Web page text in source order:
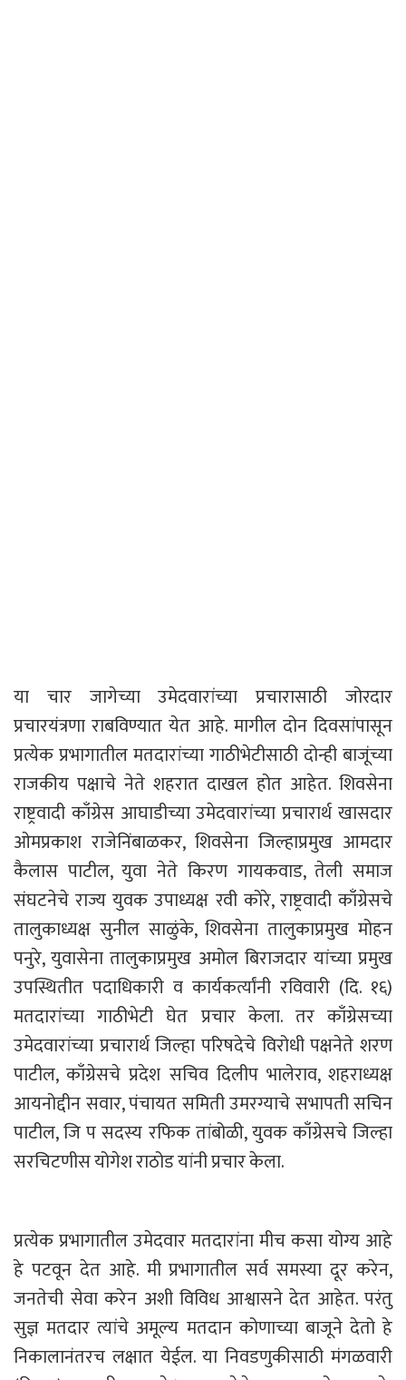
या चार जागेच्या उमेदवारांच्या प्रचारासाठी जोरदार
प्रचारयंत्रणा राबविण्यात येत आहे. मागील दोन दिवसांपासून
प्रत्येक प्रभागातील मतदारांच्या गाठीभेटीसाठी दोन्ही बाजूंच्या
राजकीय पक्षाचे नेते शहरात दाखल होत आहेत. शिवसेना
राष्ट्रवादी काँग्रेस आघाडीच्या उमेदवारांच्या प्रचारार्थ खासदार
ओमप्रकाश राजेनिंबाळकर, शिवसेना जिल्हाप्रमुख आमदार
कैलास पाटील, युवा नेते किरण गायकवाड, तेली समाज
संघटनेचे राज्य युवक उपाध्यक्ष रवी कोरे, राष्ट्रवादी काँग्रेसचे
तालुकाध्यक्ष सुनील साळुंके, शिवसेना तालुकाप्रमुख मोहन
पनुरे, युवासेना तालुकाप्रमुख अमोल बिराजदार यांच्या प्रमुख
उपस्थितीत पदाधिकारी व कार्यकर्त्यांनी रविवारी (दि. १६)
मतदारांच्या गाठीभेटी घेत प्रचार केला. तर काँग्रेसच्या
उमेदवारांच्या प्रचारार्थ जिल्हा परिषदेचे विरोधी पक्षनेते शरण
पाटील, काँग्रेसचे प्रदेश सचिव दिलीप भालेराव, शहराध्यक्ष
आयनोद्दीन सवार, पंचायत समिती उमरग्याचे सभापती सचिन
पाटील, जि प सदस्य रफिक तांबोळी, युवक काँग्रेसचे जिल्हा
सरचिटणीस योगेश राठोड यांनी प्रचार केला.
प्रत्येक प्रभागातील उमेदवार मतदारांना मीच कसा योग्य आहे
हे पटवून देत आहे. मी प्रभागातील सर्व समस्या दूर करेन,
जनतेची सेवा करेन अशी विविध आश्वासने देत आहेत. परंतु
सुज्ञ मतदार त्यांचे अमूल्य मतदान कोणाच्या बाजूने देतो हे
निकालानंतरच लक्षात येईल. या निवडणुकीसाठी मंगळवारी